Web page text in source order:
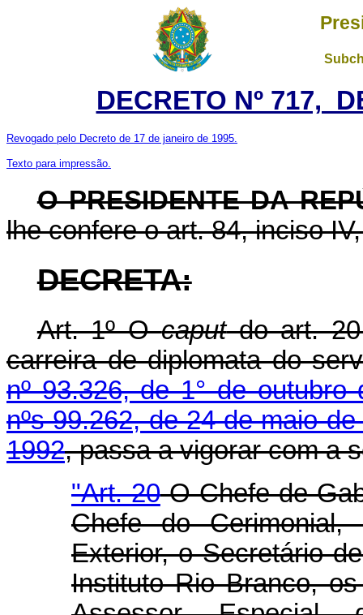
DECRETO Nº 717,
Revogado pelo Decreto de 17 de janeiro de 1995.
Texto para impressão.
O PRESIDENTE DA
lhe confere o art. 84, inciso
DECRETA:
Art. 1º Ocaputdo art. 20
carreira de diplomata do
nº 93.326, de 1° de outubro
nºs 99.262, de 24 de maio de
1992, passa a vigorar com a
"Art. 20O Chefe-de
Chefe do Cerimonial,
Exterior, o Secretário
Instituto Rio Branco,